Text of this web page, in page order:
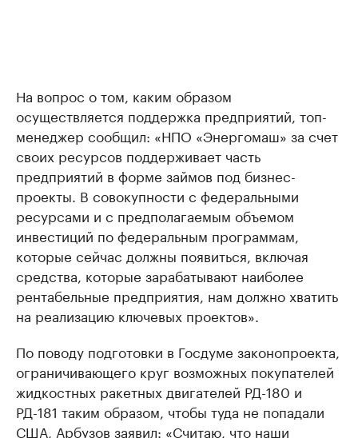
На вопрос о том, каким образом
осуществляется поддержка предприятий, топ-
менеджер сообщил: «НПО «Энергомаш» за счет
своих ресурсов поддерживает часть
предприятий в форме займов под бизнес-
проекты. В совокупности с федеральными
ресурсами и с предполагаемым объемом
инвестиций по федеральным программам,
которые сейчас должны появиться, включая
средства, которые зарабатывают наиболее
рентабельные предприятия, нам должно хватить
на реализацию ключевых проектов».
По поводу подготовки в Госдуме законопроекта,
ограничивающего круг возможных покупателей
жидкостных ракетных двигателей РД-180 и
РД-181 таким образом, чтобы туда не попадали
США, Арбузов заявил: «Считаю, что наши